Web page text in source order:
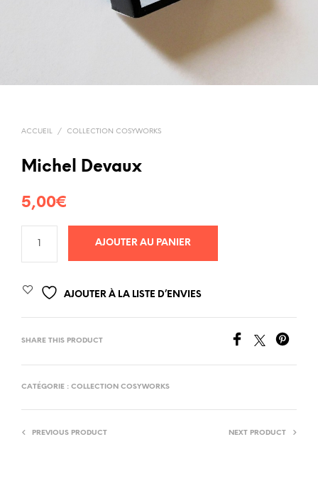
ACCUEIL / COLLECTION COSYWORKS
Michel Devaux
5,00€
AJOUTER AU PANIER
AJOUTER À LA LISTE D’ENVIES
SHARE THIS PRODUCT
CATÉGORIE : COLLECTION COSYWORKS
PREVIOUS PRODUCT NEXT PRODUCT